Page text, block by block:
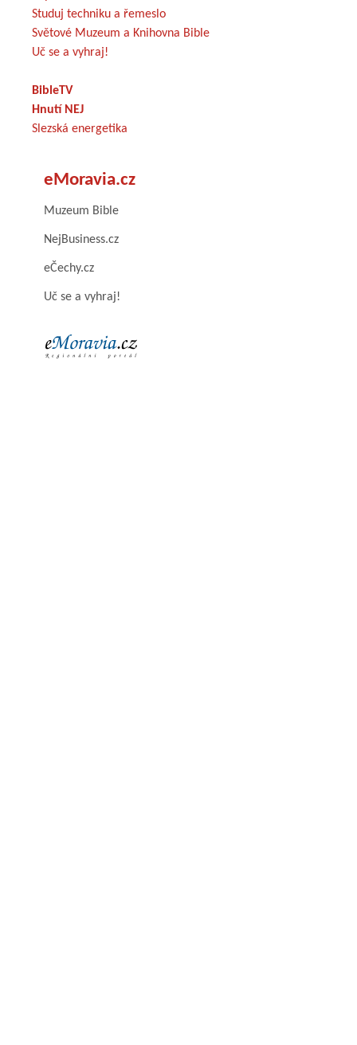
Studuj techniku a řemeslo
Světové Muzeum a Knihovna Bible
Uč se a vyhraj!
BibleTV
Hnutí NEJ
Slezská energetika
eMoravia.cz
Muzeum Bible
NejBusiness.cz
eČechy.cz
Uč se a vyhraj!